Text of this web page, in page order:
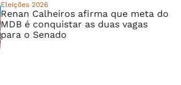
Eleições 2026
Renan Calheiros afirma que meta do
MDB é conquistar as duas vagas
para o Senado